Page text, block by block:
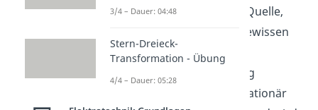
Fall gegen den Strom der Quelle,
gerichtet ist. Nach einer gewissen
Zeit jedoch, hat sich
vollständig
aufgebaut und kann als stationär
3/4 – Dauer: 04:48
Stern-Dreieck-
Transformation - Übung
4/4 – Dauer: 05:28